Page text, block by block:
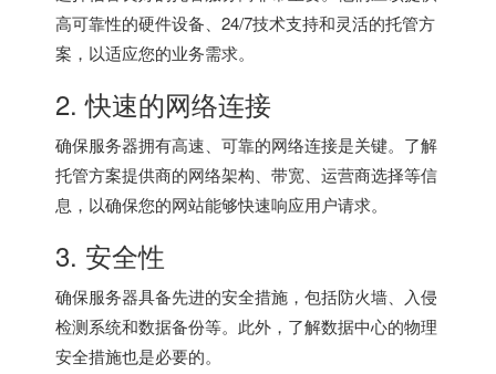
高可靠性的硬件设备、24/7技术支持和灵活的托管方
案，以适应您的业务需求。
2. 快速的网络连接
确保服务器拥有高速、可靠的网络连接是关键。了解
托管方案提供商的网络架构、带宽、运营商选择等信
息，以确保您的网站能够快速响应用户请求。
3. 安全性
确保服务器具备先进的安全措施，包括防火墙、入侵
检测系统和数据备份等。此外，了解数据中心的物理
安全措施也是必要的。